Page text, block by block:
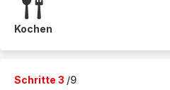
Kochen
Schritte 3 /9